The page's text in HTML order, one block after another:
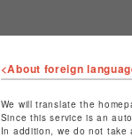
<About foreign
We will translate the
Since this service is an
In addition, we do not take